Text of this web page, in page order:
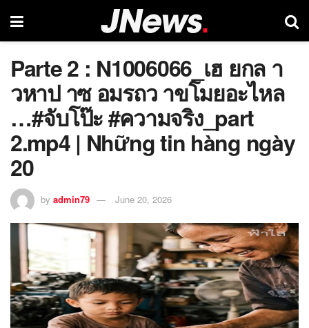
Parte 2 : N1006066_เฮ ยกล า
วหาป าซ อมรถว าขโมยอะไหล
…#จับโป๊ะ #ความจริง_part
2.mp4 | Những tin hàng ngày
20
by admin79 June 20, 2026